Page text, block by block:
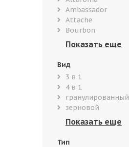
Ambassador
Attache
Bourbon
Вид
3 в 1
4 в 1
гранулированный
зерновой
Тип